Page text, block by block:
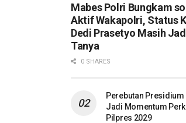
Mabes Polri Bungkam
Aktif Wakapolri, Status
Dedi Prasetyo Masih
Tanya
0 SHARES
Perebutan
Jadi Momentum
Pilpres 2029